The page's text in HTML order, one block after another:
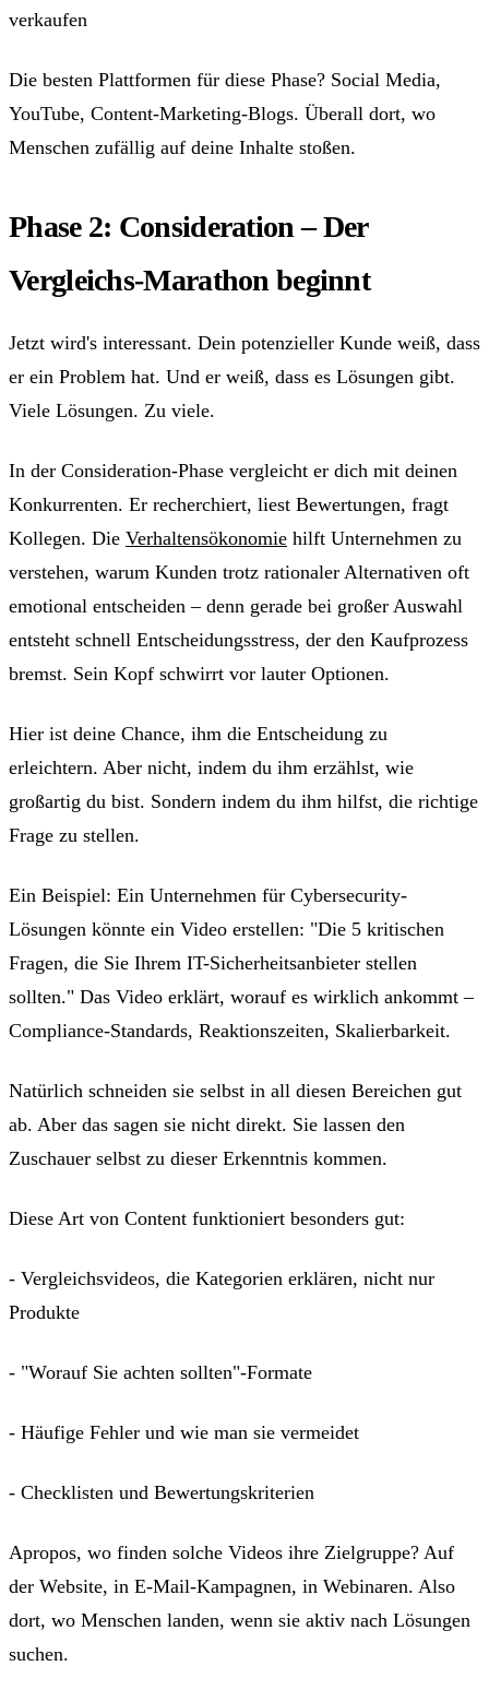
verkaufen
Die besten Plattformen für diese Phase? Social Media,
YouTube, Content-Marketing-Blogs. Überall dort, wo
Menschen zufällig auf deine Inhalte stoßen.
Phase 2: Consideration – Der
Vergleichs-Marathon beginnt
Jetzt wird's interessant. Dein potenzieller Kunde weiß, dass
er ein Problem hat. Und er weiß, dass es Lösungen gibt.
Viele Lösungen. Zu viele.
In der Consideration-Phase vergleicht er dich mit deinen
Konkurrenten. Er recherchiert, liest Bewertungen, fragt
Kollegen. Die Verhaltensökonomie hilft Unternehmen zu
verstehen, warum Kunden trotz rationaler Alternativen oft
emotional entscheiden – denn gerade bei großer Auswahl
entsteht schnell Entscheidungsstress, der den Kaufprozess
bremst. Sein Kopf schwirrt vor lauter Optionen.
Hier ist deine Chance, ihm die Entscheidung zu
erleichtern. Aber nicht, indem du ihm erzählst, wie
großartig du bist. Sondern indem du ihm hilfst, die richtige
Frage zu stellen.
Ein Beispiel: Ein Unternehmen für Cybersecurity-
Lösungen könnte ein Video erstellen: "Die 5 kritischen
Fragen, die Sie Ihrem IT-Sicherheitsanbieter stellen
sollten." Das Video erklärt, worauf es wirklich ankommt –
Compliance-Standards, Reaktionszeiten, Skalierbarkeit.
Natürlich schneiden sie selbst in all diesen Bereichen gut
ab. Aber das sagen sie nicht direkt. Sie lassen den
Zuschauer selbst zu dieser Erkenntnis kommen.
Diese Art von Content funktioniert besonders gut:
- Vergleichsvideos, die Kategorien erklären, nicht nur
Produkte
- "Worauf Sie achten sollten"-Formate
- Häufige Fehler und wie man sie vermeidet
- Checklisten und Bewertungskriterien
Apropos, wo finden solche Videos ihre Zielgruppe? Auf
der Website, in E-Mail-Kampagnen, in Webinaren. Also
dort, wo Menschen landen, wenn sie aktiv nach Lösungen
suchen.